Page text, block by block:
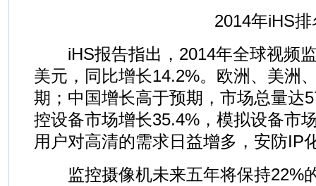
2014年iHS排
iHS报告指出，2014年全球视频监
美元，同比增长14.2%。欧洲、美洲
期；中国增长高于预期，市场总量达
控设备市场增长35.4%，模拟设备市
用户对高清的需求日益增多，安防IP
监控摄像机未来五年将保持22%